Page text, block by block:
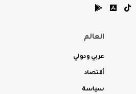
العالم
عربي ودولي
أقتصاد
سياسة